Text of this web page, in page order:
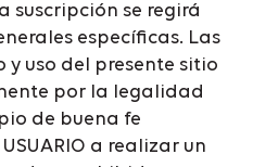
suscripción se regirá
específicas. Las
y uso del presente sitio
por la legalidad
de buena fe
a realizar un